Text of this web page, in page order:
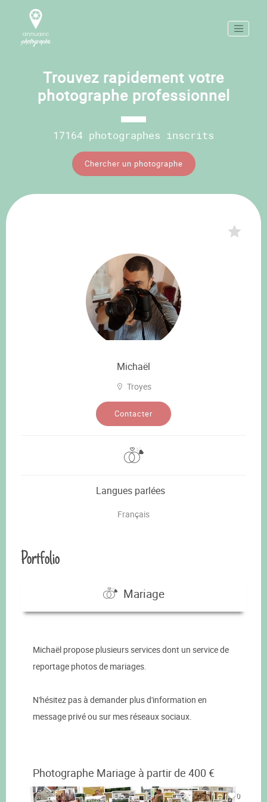
Trouvez rapidement votre
photographe professionnel
17164 photographes inscrits
Chercher un photographe
Michaël
Troyes
Contacter
Langues parlées
Français
Portfolio
Mariage
Michaël propose plusieurs services dont un service de
reportage photos de mariages.
N'hésitez pas à demander plus d'information en
message privé ou sur mes réseaux sociaux.
Photographe Mariage à partir de 400 €
0